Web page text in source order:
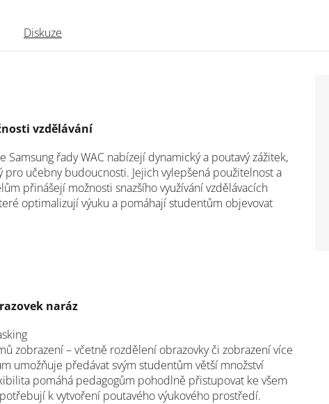
Diskuze
vzdělávání
Samsung řady WAC nabízejí dynamický a poutavý zážitek,
pro učebny budoucnosti. Jejich vylepšená použitelnost a
přinášejí možnosti snazšího využívání vzdělávacích
optimalizují výuku a pomáhají studentům objevovat
naráz
zobrazení – včetně rozdělení obrazovky či zobrazení více
umožňuje předávat svým studentům větší množství
pomáhá pedagogům pohodlně přistupovat ke všem
k vytvoření poutavého výukového prostředí.